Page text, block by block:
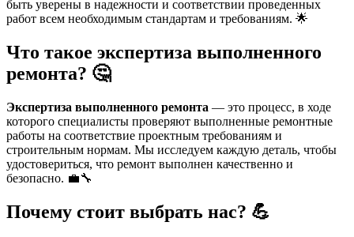
быть уверены в надежности и соответствии проведенных
работ всем необходимым стандартам и требованиям. 🌟
Что такое экспертиза выполненного
ремонта? 🤔
Экспертиза выполненного ремонта — это процесс, в ходе
которого специалисты проверяют выполненные ремонтные
работы на соответствие проектным требованиям и
строительным нормам. Мы исследуем каждую деталь, чтобы
удостовериться, что ремонт выполнен качественно и
безопасно. 💼🔧
Почему стоит выбрать нас? 💪